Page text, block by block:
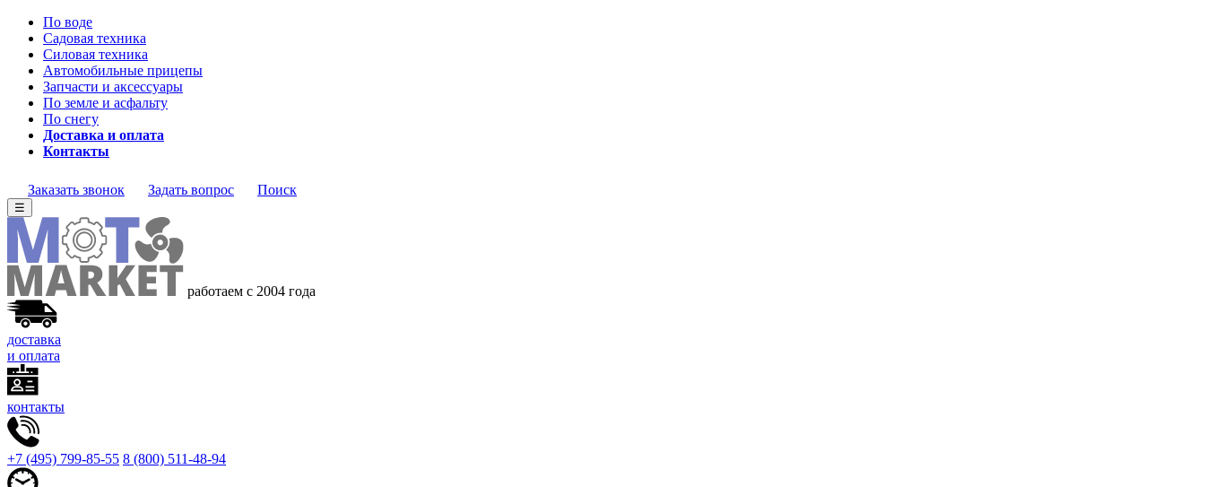
По воде
Садовая техника
Силовая техника
Автомобильные прицепы
Запчасти и аксессуары
По земле и асфальту
По снегу
Доставка и оплата
Контакты
Заказать звонок Задать вопрос Поиск
☰
работаем с 2004 года
доставка
и оплата
контакты
+7 (495) 799-85-55 8 (800) 511-48-94